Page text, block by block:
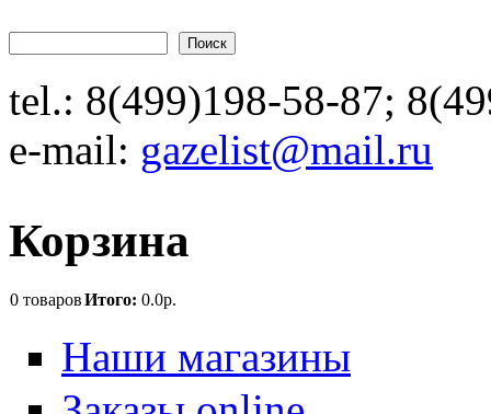
Форма поиска
tel.: 8(499)198-58-87;
e-mail: gazelist@mail.ru
Корзина
0 товаровИтого: 0.0р.
Наши магазины